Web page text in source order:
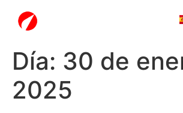
Día: 30 de
2025